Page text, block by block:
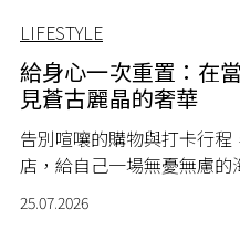
LIFESTYLE
給身心一次重置：在
見蒼古麗晶的奢華
告別喧嚷的購物與打卡行
店，給自己一場無憂無慮的
25.07.2026